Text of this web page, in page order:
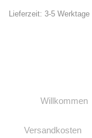
Lieferzeit: 3-5 Werktage
Willkommen
Versandkosten